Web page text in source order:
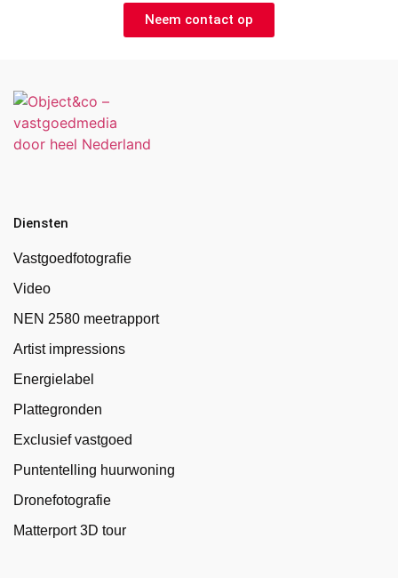
Neem contact op
Diensten
Vastgoedfotografie
Video
NEN 2580 meetrapport
Artist impressions
Energielabel
Plattegronden
Exclusief vastgoed
Puntentelling huurwoning
Dronefotografie
Matterport 3D tour